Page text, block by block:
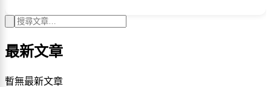
最新文章
暫無最新文章